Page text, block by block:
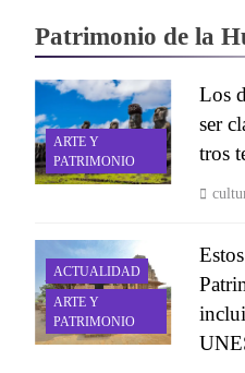
Patrimonio de la
ARTE Y
PATRIMONIO
Los
ser
tros
ACTUALIDAD
ARTE Y
PATRIMONIO